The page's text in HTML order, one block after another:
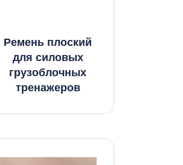
Ремень плоский
для силовых
грузоблочных
тренажеров